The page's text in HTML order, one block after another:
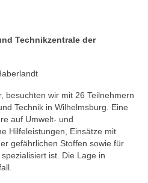
Technikzentrale der
besuchten wir mit 26 Teilnehmern
Technik in Wilhelmsburg. Eine
auf Umwelt- und
Hilfeleistungen, Einsätze mit
gefährlichen Stoffen sowie für
ist. Die Lage in